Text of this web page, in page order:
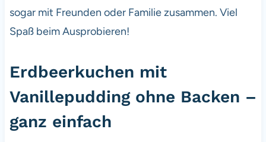
sogar mit Freunden oder Familie zusammen. Viel
Spaß beim Ausprobieren!
Erdbeerkuchen mit
Vanillepudding ohne Backen –
ganz einfach